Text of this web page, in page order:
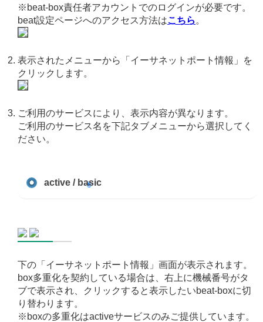
※beat-box責任者アカウントでのログインが必要です。
beat設定ページへのアクセス方法はこちら 。
表示されたメニューから「イーサネットポート情報」を
クリックします。
ご利用のサービスにより、表示内容が異なります。
ご利用のサービス名を下記タブメニューから選択してく
ださい。
active / basic
下の「イーサネットポート情報」画面が表示されます。
box多重化を契約している場合は、右上に機械番号がタ
ブで表示され、クリックすると表示したいbeat-boxに切
り替わります。
※boxの多重化はactiveサービスのみご提供しています。